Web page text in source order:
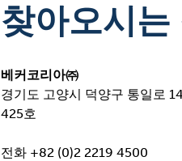
찾아오시는
베커코리아㈜
경기도 고양시 덕양구 통일로
425호
전화 +82 (0)2 2219 4500